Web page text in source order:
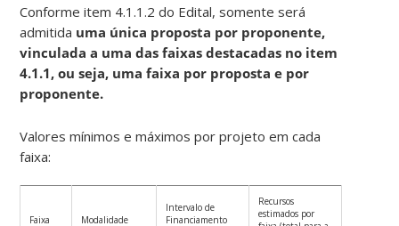
Conforme item 4.1.1.2 do Edital, somente será
admitida uma única proposta por proponente,
vinculada a uma das faixas destacadas no item
4.1.1, ou seja, uma faixa por proposta e por
proponente.
Valores mínimos e máximos por projeto em cada
faixa:
Faixa Modalidade
Intervalo de
Financiamento
Recursos
estimados por